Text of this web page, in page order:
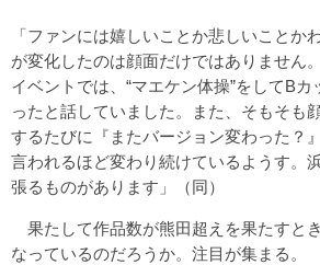
「ファンには嬉しいことか悲しいことか
が変化したのは顔面だけではありません
イベントでは、“マエケン体操”をしてB
ったと話していました。また、そもそも
するたびに『またバージョン変わった？
言われるほど変わり続けているようす。
張るものがあります」（同）
果たして作品数が熊田超えを果たすと
なっているのだろうか。注目が集まる。